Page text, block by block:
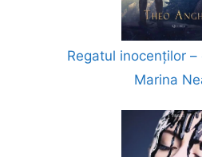
Regatul inocenților
Marina